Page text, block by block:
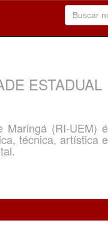
ESTADUAL
Maringá (RI-UEM) é
técnica, artística e